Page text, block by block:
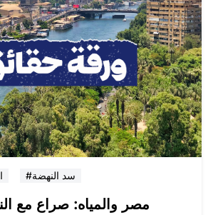
#سد النهضة
مصر والمياه: صراع مع